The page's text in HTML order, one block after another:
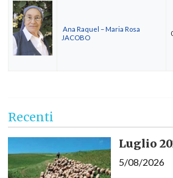
Ana Raquel – Maria Rosa
JACOBO
Recenti
Luglio
5/08/2026